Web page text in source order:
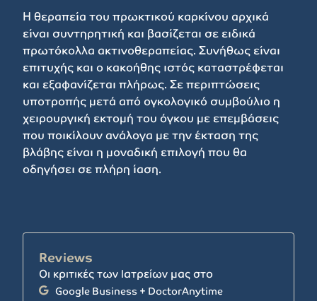
Η θεραπεία του πρωκτικού καρκίνου αρχικά
είναι συντηρητική και βασίζεται σε ειδικά
πρωτόκολλα ακτινοθεραπείας. Συνήθως είναι
επιτυχής και ο κακοήθης ιστός καταστρέφεται
και εξαφανίζεται πλήρως. Σε περιπτώσεις
υποτροπής μετά από ογκολογικό συμβούλιο η
χειρουργική εκτομή του όγκου με επεμβάσεις
που ποικίλουν ανάλογα με την έκταση της
βλάβης είναι η μοναδική επιλογή που θα
οδηγήσει σε πλήρη ίαση.
Reviews
Οι κριτικές των Ιατρείων μας στο
Google Business + DoctorAnytime